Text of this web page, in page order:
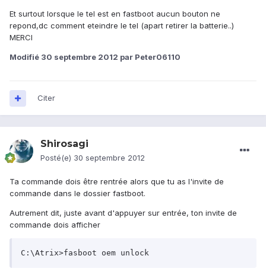
Et surtout lorsque le tel est en fastboot aucun bouton ne
repond,dc comment eteindre le tel (apart retirer la batterie..)
MERCI
Modifié 30 septembre 2012 par Peter06110
Citer
Shirosagi
Posté(e) 30 septembre 2012
Ta commande dois être rentrée alors que tu as l'invite de
commande dans le dossier fastboot.
Autrement dit, juste avant d'appuyer sur entrée, ton invite de
commande dois afficher
C:\Atrix>fasboot oem unlock